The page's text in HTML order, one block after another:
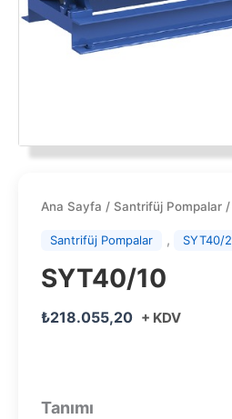
Ana Sayfa / Santrifüj Pompalar /
Santrifüj Pompalar , SYT40/2
SYT40/10
₺218.055,20 + KDV
Tanımı